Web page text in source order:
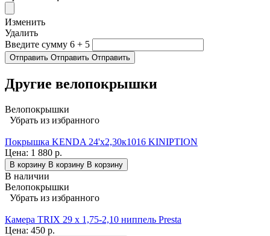
Изменить
Удалить
Введите сумму 6 + 5
Отправить Отправить Отправить
Другие велопокрышки
Велопокрышки
Убрать из избранного
Покрышка KENDA 24'х2,30к1016 KINIPTION
Цена: 1 880 р.
В корзину В корзину В корзину
В наличии
Велопокрышки
Убрать из избранного
Камера TRIX 29 x 1,75-2,10 ниппель Presta
Цена: 450 р.